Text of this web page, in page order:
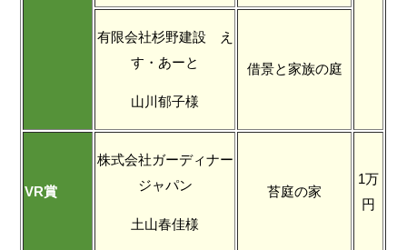
有限会社杉野建設 え
す・あーと
山川郁子様
借景と家族の庭
VR賞
株式会社ガーディナー
ジャパン
土山春佳様
苔庭の家
1万
円